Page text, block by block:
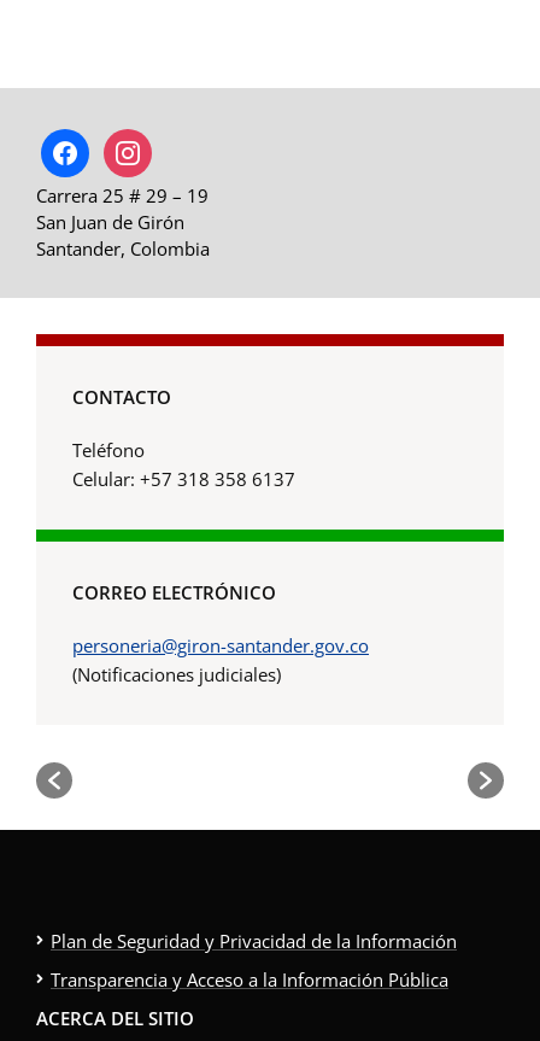
facebookinstagram
Carrera 25 # 29 – 19
San Juan de Girón
Santander, Colombia
CONTACTO
Teléfono
Celular: +57 318 358 6137
CORREO ELECTRÓNICO
personeria@giron-santander.gov.co
(Notificaciones judiciales)
Plan de Seguridad y Privacidad de la Información
Transparencia y Acceso a la Información Pública
ACERCA DEL SITIO